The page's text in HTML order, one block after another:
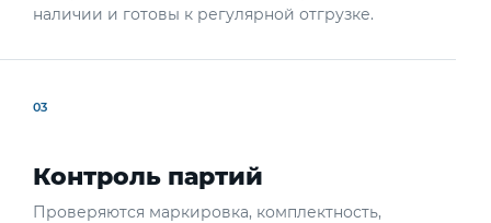
наличии и готовы к регулярной отгрузке.
03
Контроль партий
Проверяются маркировка, комплектность,